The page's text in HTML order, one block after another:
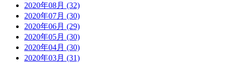
2020年08月 (32)
2020年07月 (30)
2020年06月 (29)
2020年05月 (30)
2020年04月 (30)
2020年03月 (31)